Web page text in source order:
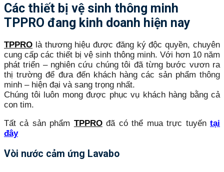
Các thiết bị vệ sinh thông minh
TPPRO đang kinh doanh hiện nay
TPPRO là thương hiệu được đăng ký độc quyền, chuyên
cung cấp các thiết bị vệ sinh thông minh. Với hơn 10 năm
phát triển – nghiên cứu chúng tôi đã từng bước vươn ra
thị trường để đưa đến khách hàng các sản phẩm thông
minh – hiện đại và sang trọng nhất.
Chúng tôi luôn mong được phục vụ khách hàng bằng cả
con tim.
Tất cả sản phẩm TPPROđã có thể mua trực tuyếntại
đây
Vòi nước cảm ứng Lavabo